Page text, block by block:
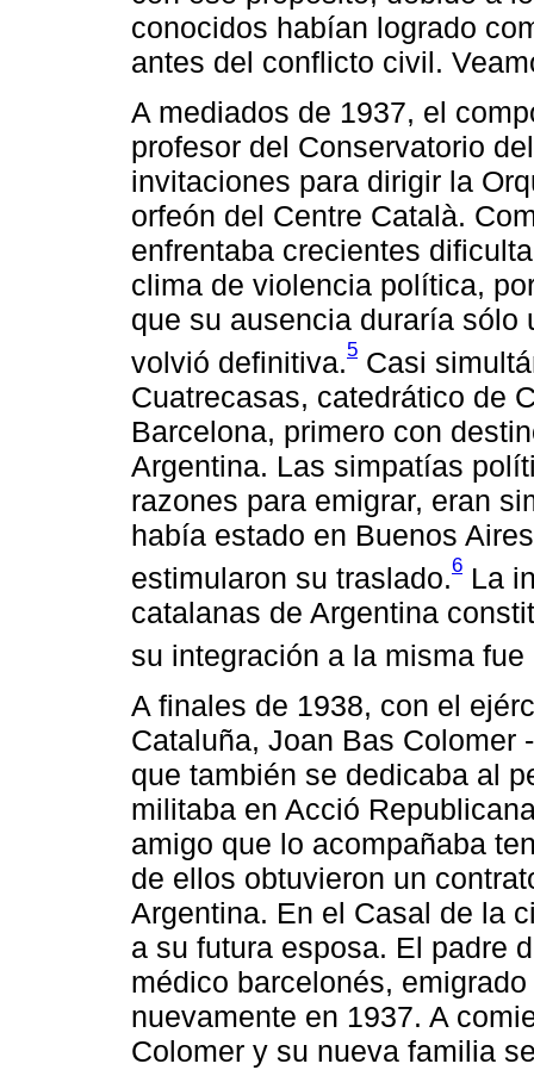
conocidos habían logrado
antes del conflicto civil.
A mediados de 1937, el
profesor del Conservatorio
invitaciones para dirigir la
orfeón del Centre Català.
enfrentaba crecientes
clima de violencia política,
que su ausencia duraría sólo
volvió definitiva.5 Casi
Cuatrecasas, catedrático de
Barcelona, primero con
Argentina. Las simpatías
razones para emigrar, eran
había estado en Buenos
estimularon su traslado.6 La
catalanas de Argentina
su integración a la misma fue
A finales de 1938, con el
Cataluña, Joan Bas Colomer
que también se dedicaba al
militaba en Acció
amigo que lo acompañaba
de ellos obtuvieron un
Argentina. En el Casal de la
a su futura esposa. El padre
médico barcelonés,
nuevamente en 1937. A
Colomer y su nueva familia